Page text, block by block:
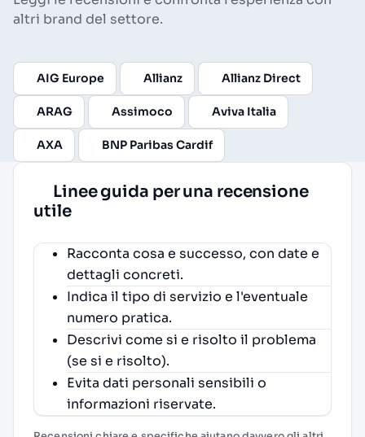
altri brand del settore.
AIG Europe Allianz Allianz Direct
ARAG Assimoco Aviva Italia
AXA BNP Paribas Cardif
Linee guida per una recensione
utile
Racconta cosa e successo, con date e
dettagli concreti.
Indica il tipo di servizio e l'eventuale
numero pratica.
Descrivi come si e risolto il problema
(se si e risolto).
Evita dati personali sensibili o
informazioni riservate.